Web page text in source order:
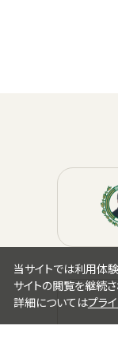
当サイトでは利用体
サイトの閲覧を継続
詳細についてはプラ